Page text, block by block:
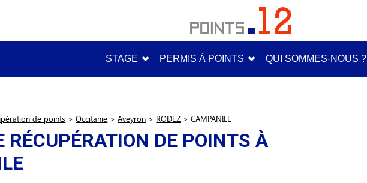
STAGE PERMIS À POINTS QUI SOMMES-NOUS ?
de points > Occitanie > Aveyron > RODEZ > CAMPANILE
RÉCUPÉRATION DE POINTS À